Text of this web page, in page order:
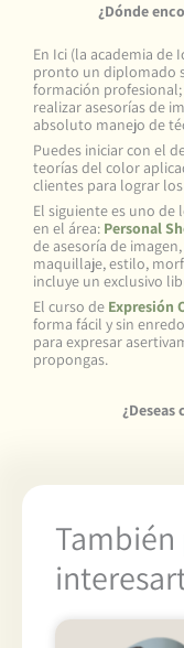
¿Dónde
En Ici (la academia de
pronto un diplomado
formación
realizar asesorías de
absoluto manejo de
Puedes iniciar con el
teorías del color
clientes para lograr
El siguiente es uno
en el área: Personal
de asesoría de
maquillaje, estilo,
incluye un exclusivo
El curso de Expresión
forma fácil y sin
para expresar
propongas.
¿Deseas